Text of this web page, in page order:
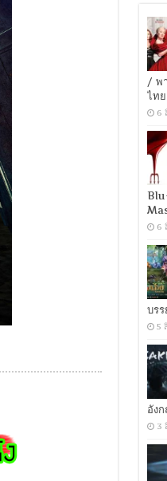
/ พ
ไท
6
6
บร
5
อัง
3